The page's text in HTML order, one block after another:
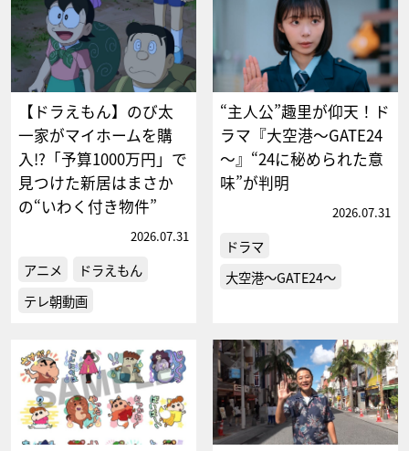
【ドラえもん】のび太
一家がマイホームを購
入!?「予算1000万円」で
見つけた新居はまさか
の“いわく付き物件”
2026.07.31
アニメ
ドラえもん
テレ朝動画
“主人公”趣里が仰天！ド
ラマ『大空港～GATE24
～』“24に秘められた意
味”が判明
2026.07.31
ドラマ
大空港～GATE24～